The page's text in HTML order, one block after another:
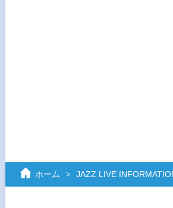
ホーム JAZZ LIVE